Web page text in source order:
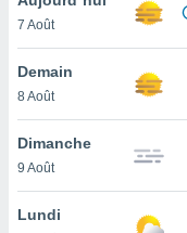
et
»,
au
vous
qu'ils
ou
7 Août
Demain
8 Août
Dimanche
9 Août
Lundi